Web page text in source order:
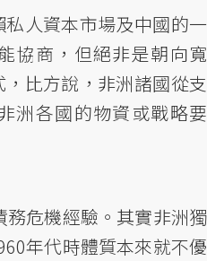
人資本市場及中國的一
協商，但絕非是朝向寬
比方說，非洲諸國從支
洲各國的物資或戰略要
危機經驗。其實非洲獨
年代時體質本來就不優